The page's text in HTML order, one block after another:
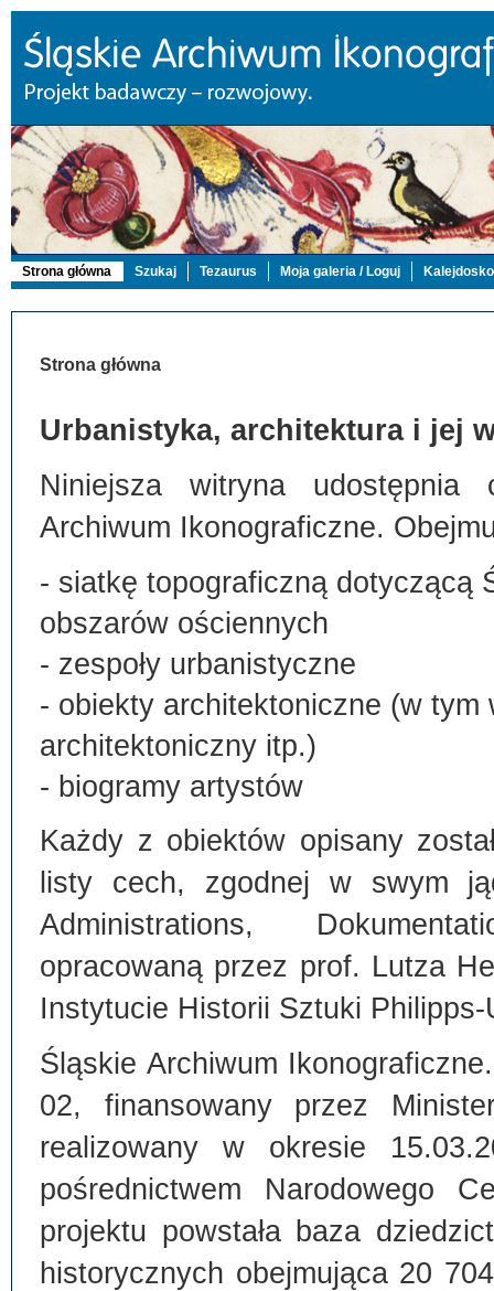
Strona główna Szukaj Tezaurus Moja galeria / Loguj
Strona główna
Urbanistyka, architektura i jej
Niniejsza witryna
Archiwum Ikonograficzne.
- siatkę topograficzną dotyczącą
obszarów ościennych
- zespoły urbanistyczne
- obiekty architektoniczne (w
architektoniczny itp.)
- biogramy artystów
Każdy z obiektów opisany
listy cech, zgodnej w swym
Administrations,
opracowaną przez prof. Lutza
Instytucie Historii Sztuki
Śląskie Archiwum
02, finansowany przez
realizowany w okresie
pośrednictwem Narodowego
projektu powstała baza
historycznych obejmująca 20